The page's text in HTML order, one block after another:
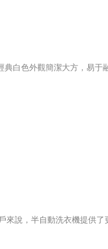
白色外觀簡潔大方，易
說，半自動洗衣機提供了